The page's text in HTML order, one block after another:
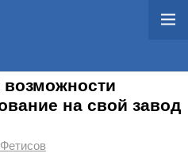
на свой завод